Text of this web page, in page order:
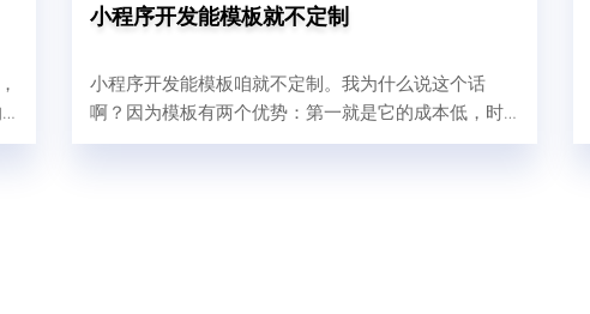
小程序开发能模板就不定制
小程序开发能模板咱就不定制。我为什么说这个话
啊？因为模板有两个优势：第一就是它的成本低，时
间够快；一个小程序商城我们交付快2-3天，慢最多1